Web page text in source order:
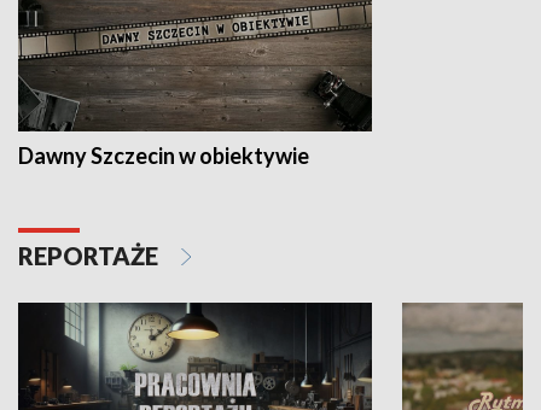
Dawny Szczecin w obiektywie
REPORTAŻE